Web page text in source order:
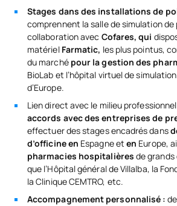
Stages dans des installations de
comprennent la salle de simulation
collaboration avec Cofares, qui
matériel Farmatic, les plus pointus,
du marché pour la gestion des
BioLab et l’hôpital virtuel de
d’Europe.
Lien direct avec le milieu professionnel
accords avec des entreprises de
effectuer des stages encadrés dans
d’officine en Espagne eten Europe,
pharmacies hospitalièresde
que l’Hôpital général de Villalba, la
la Clinique CEMTRO, etc.
Accompagnement personnalisé :